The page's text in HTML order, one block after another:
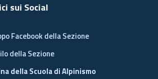
sui Social
Facebook della Sezione
della Sezione
della Scuola di Alpinismo